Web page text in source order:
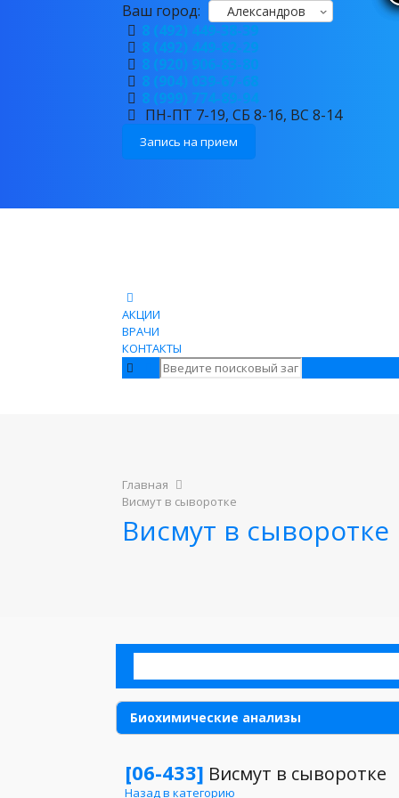
Ваш город: Александров
8 (492) 449-38-39
8 (492) 449-82-29
8 (920) 906-83-80
8 (904) 039-67-68
8 (999) 774-89-94
ПН-ПТ 7-19, СБ 8-16, ВС 8-14
Запись на прием
АКЦИИ
ВРАЧИ
КОНТАКТЫ
Главная
Висмут в сыворотке
Висмут в сыворотке
Биохимические анализы
Анализы для детей
[06-433] Висмут в сыворотке
Назад в категорию